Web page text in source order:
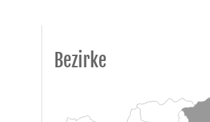
Bezirke